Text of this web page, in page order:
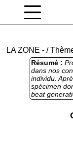
LA ZONE - /
Résumé :
dans nos
individu.
spécimen
beat
commence
endiguer
littéraires
un nouveau